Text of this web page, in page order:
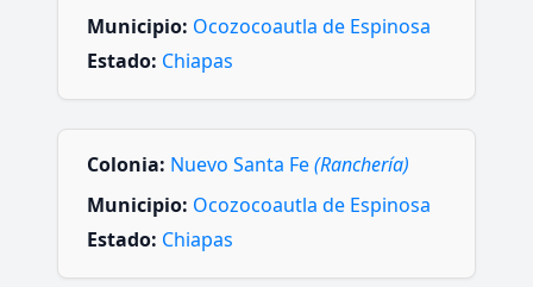
Municipio: Ocozocoautla de Espinosa
Estado: Chiapas
Colonia: Nuevo Santa Fe(Ranchería)
Municipio: Ocozocoautla de Espinosa
Estado: Chiapas